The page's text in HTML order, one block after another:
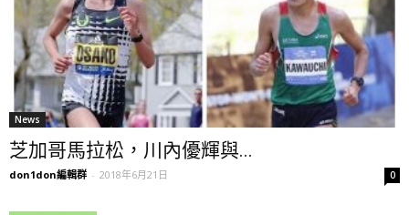
News
芝加哥馬拉松，川內優輝與...
don1don編輯群 - 2018年6月21日 0